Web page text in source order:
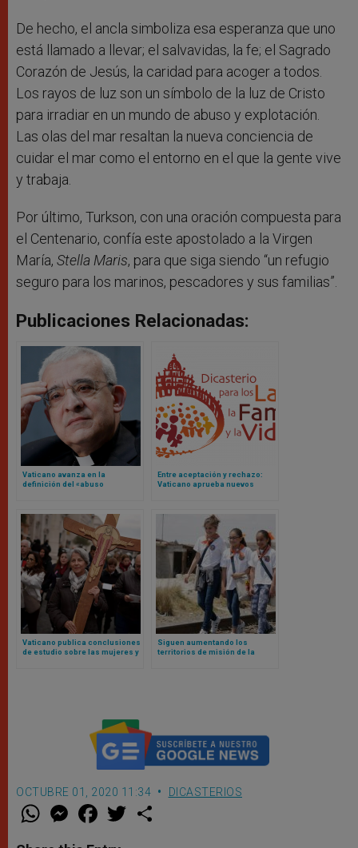
De hecho, el ancla simboliza esa esperanza que uno
está llamado a llevar; el salvavidas, la fe; el Sagrado
Corazón de Jesús, la caridad para acoger a todos.
Los rayos de luz son un símbolo de la luz de Cristo
para irradiar en un mundo de abuso y explotación.
Las olas del mar resaltan la nueva conciencia de
cuidar el mar como el entorno en el que la gente vive
y trabaja.
Por último, Turkson, con una oración compuesta para
el Centenario, confía este apostolado a la Virgen
María, Stella Maris, para que siga siendo “un refugio
seguro para los marinos, pescadores y sus familias”.
Publicaciones Relacionadas:
Vaticano avanza en la
definición del «abuso
liderazgos
Entre aceptación y rechazo:
Vaticano aprueba nuevos
Vaticano publica conclusiones
de estudio sobre las mujeres y
Siguen aumentando los
territorios de misión de la
OCTUBRE 01, 2020 11:34 DICASTERIOS
W M
e
F
a w